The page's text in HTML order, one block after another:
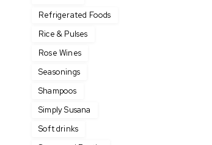
Refrigerated Foods
Rice & Pulses
Rose Wines
Seasonings
Shampoos
Simply Susana
Soft drinks